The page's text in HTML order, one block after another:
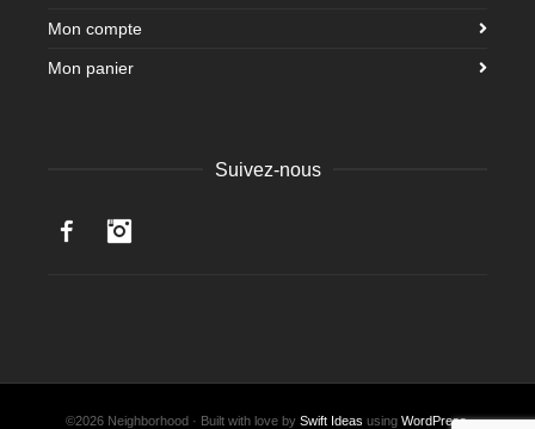
Mon compte
Mon panier
Suivez-nous
Facebook
©2026 Neighborhood · Built with love by Swift Ideas using WordPress.